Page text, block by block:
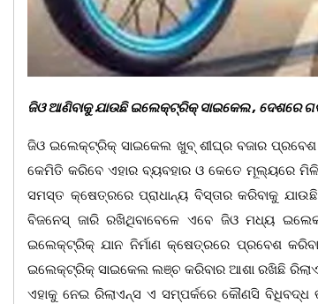
ଜିଓ ଆଣିବାକୁ ଯାଉଛି ଇଲେକ୍ଟ୍ରିକ୍ ସାଇକେଲ , ଦେଶରେ
ଜିଓ ଇଲେକ୍ଟ୍ରିକ୍ ସାଇକେଲ ଖୁବ୍ ଶୀଘ୍ର ବଜାର ପ୍ରବେଶ
କେମିତି କରିବେ ଏହାର ବ୍ୟବହାର ଓ କେତେ ମୂଲ୍ୟରେ
ସମସ୍ତ କ୍ଷେତ୍ରରେ ପ୍ରାଧାନ୍ୟ ବିସ୍ତାର କରିବାକୁ
ବିଜନେସ୍ ଜାରି ରଖିଥିବାବେଳେ ଏବେ ଜିଓ ମଧ୍ୟ
ଇଲେକ୍ଟ୍ରିକ୍ ଯାନ ନିର୍ମାଣ କ୍ଷେତ୍ରରେ ପ୍ରବେଶ
ଇଲେକ୍ଟ୍ରିକ୍ ସାଇକେଲ ଲଞ୍ଚ କରିବାର ଆଶା ରଖିଛି
ଏହାକୁ ନେଇ ରିଲାଏନ୍ସ ଏ ସମ୍ପର୍କରେ କୌଣସି